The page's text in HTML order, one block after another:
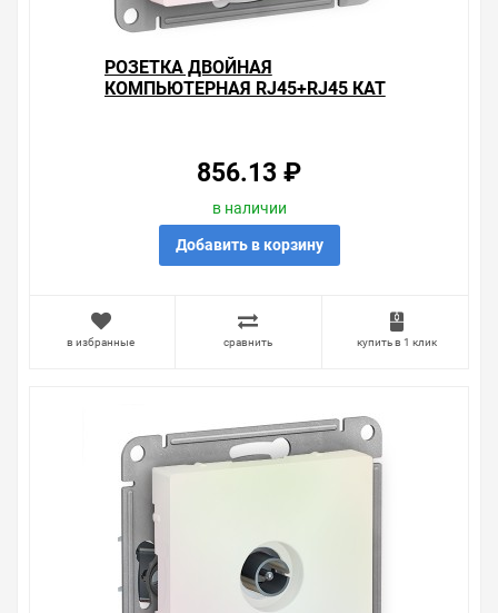
РОЗЕТКА ДВОЙНАЯ
КОМПЬЮТЕРНАЯ RJ45+RJ45 КАТ
856.13 ₽
в наличии
Добавить в корзину
в избранные сравнить купить в 1 клик